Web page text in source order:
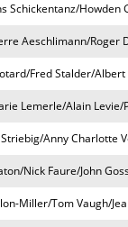
Schickentanz/Howden
Aeschlimann/Roger
Fred Stalder/
Lemerle/Alain Levie/
Anny Charlotte
Nick Faure/John
Miller/Tom Vaugh/